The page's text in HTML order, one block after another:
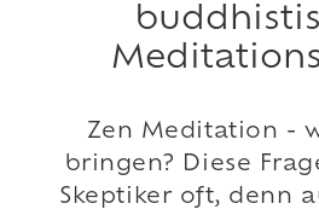
Zen Meditation -
bringen? Diese
Skeptiker oft, denn